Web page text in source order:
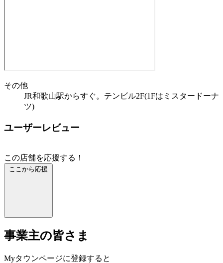
その他
JR和歌山駅からすぐ。テンビル2F(1Fはミスタードーナ
ツ)
ユーザーレビュー
この店舗を応援する！
ここから応援
事業主の皆さま
Myタウンページに登録すると